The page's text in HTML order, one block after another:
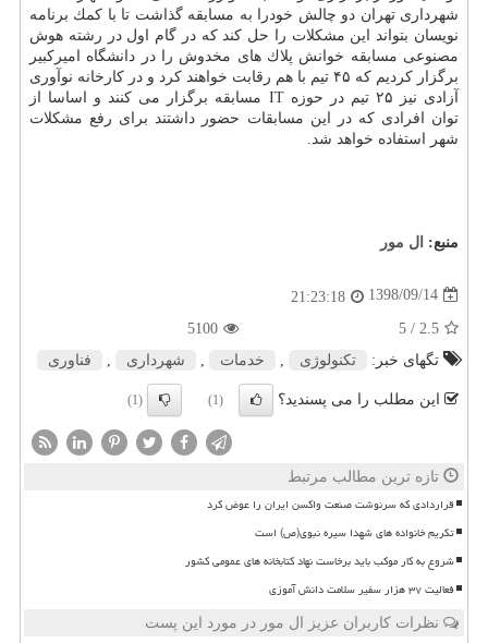
شهرداری تهران دو چالش خودرا به مسابقه گذاشت تا با كمك برنامه
نویسان بتواند این مشكلات را حل كند كه در گام اول در رشته هوش
مصنوعی مسابقه خوانش پلاك های مخدوش را در دانشگاه امیركبیر
برگزار كردیم كه ۴۵ تیم با هم رقابت خواهند كرد و در كارخانه نوآوری
آزادی نیز ۲۵ تیم در حوزه IT مسابقه برگزار می كنند و اساسا از
توان افرادی كه در این مسابقات حضور داشتند برای رفع مشكلات
شهر استفاده خواهد شد.
منبع: ال مور
1398/09/14
21:23:18
2.5
/ 5
5100
تگهای خبر:
تكنولوژی خدمات شهرداری فناوری
این مطلب را می پسندید؟ (1)
(1)
تازه ترین مطالب مرتبط
قراردادی که سرنوشت صنعت واکسن ایران را عوض کرد
تکریم خانواده های شهدا سیره نبوی(ص) است
شروع به کار موکب باید برخاست نهاد کتابخانه های عمومی کشور
فعالیت ۳۷ هزار سفیر سلامت دانش آموزی
نظرات کاربران عزیز ال مور در مورد این پست